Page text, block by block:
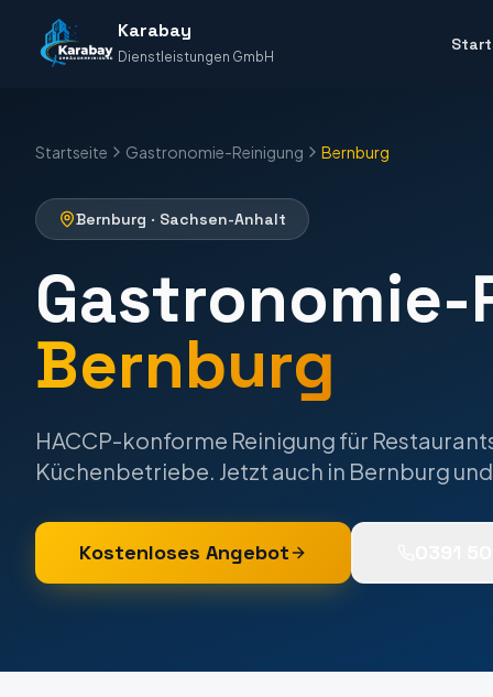
Karabay
Dienstleistungen GmbH
Startseite Gastronomie-Reinigung Bernburg
Bernburg · Sachsen-Anhalt
Bernburg
HACCP-konforme Reinigung für
Küchenbetriebe. Jetzt auch in Bernburg
Kostenloses Angebot